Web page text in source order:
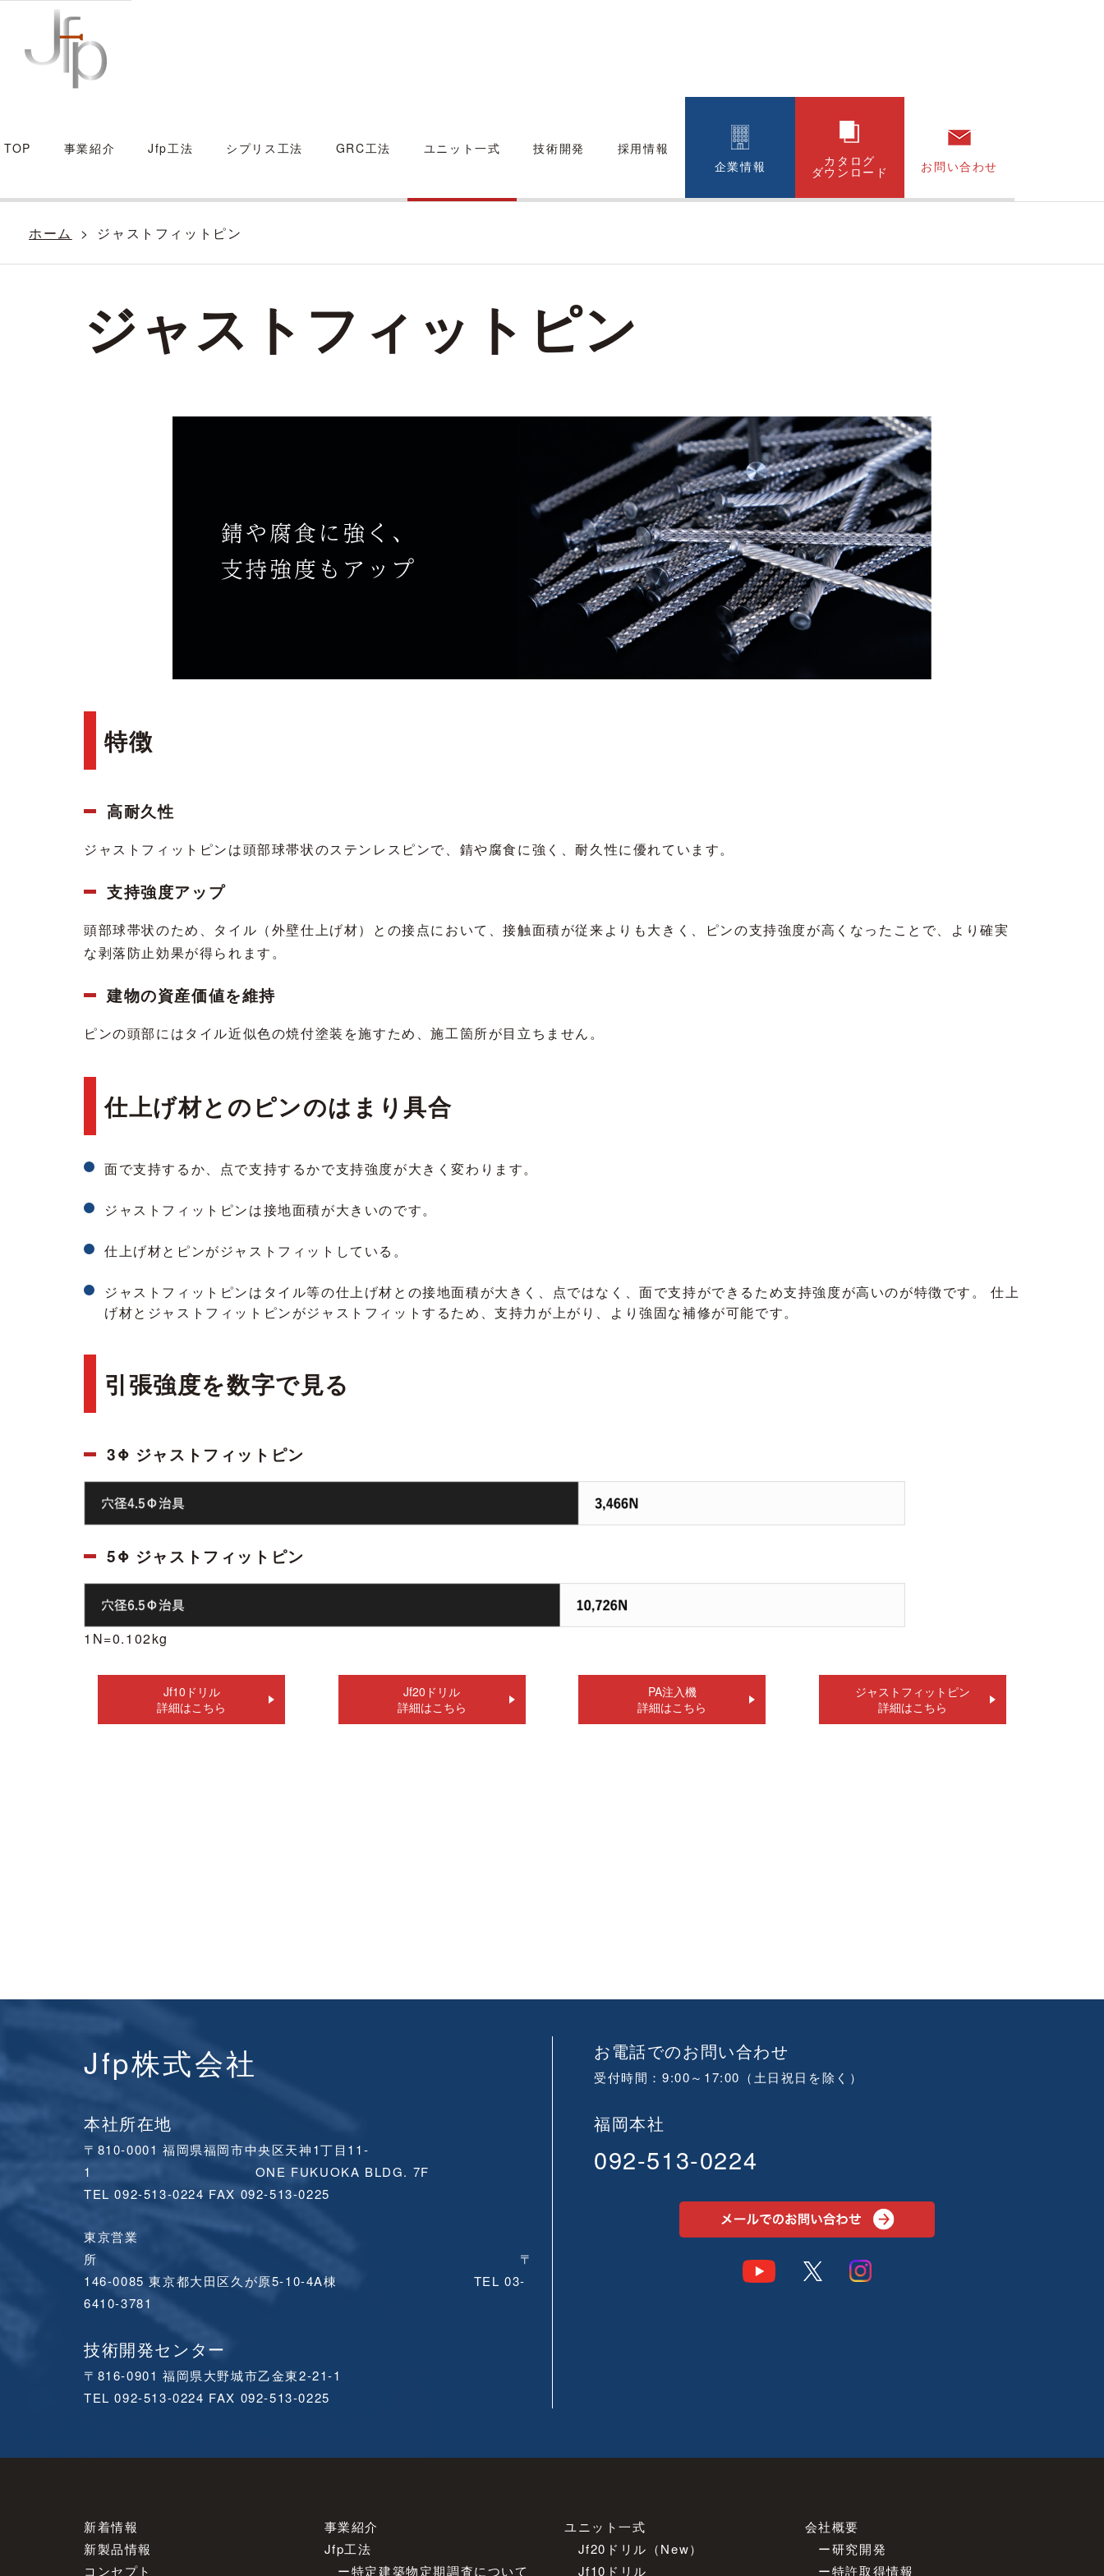
TOP 事業紹介 Jfp⼯法 シプリス工法 GRC工法 ユニット一式 技術開発
採用情報
企業情報
カタログ
ダウンロード お問い合わせ
ホーム ジャストフィットピン
ジャストフィットピン
特徴
高耐久性
ジャストフィットピンは頭部球帯状のステンレスピンで、錆や腐食に強く、耐久性に優れています。
支持強度アップ
頭部球帯状のため、タイル（外壁仕上げ材）との接点において、接触面積が従来よりも大きく、ピンの支持強度が高くなったことで、より確実
な剥落防止効果が得られます。
建物の資産価値を維持
ピンの頭部にはタイル近似色の焼付塗装を施すため、施工箇所が目立ちません。
仕上げ材とのピンのはまり具合
面で支持するか、点で支持するかで支持強度が大きく変わります。
ジャストフィットピンは接地面積が大きいのです。
仕上げ材とピンがジャストフィットしている。
ジャストフィットピンはタイル等の仕上げ材との接地面積が大きく、点ではなく、面で支持ができるため支持強度が高いのが特徴です。 仕上
げ材とジャストフィットピンがジャストフィットするため、支持力が上がり、より強固な補修が可能です。
引張強度を数字で見る
3Φ ジャストフィットピン
5Φ ジャストフィットピン
1N=0.102kg
Jf10ドリル
詳細はこちら
Jf20ドリル
詳細はこちら
PA注入機
詳細はこちら
ジャストフィットピン
詳細はこちら
Jfp株式会社
本社所在地
〒810-0001 福岡県福岡市中央区天神1丁目11-
1 ONE FUKUOKA BLDG. 7F
TEL 092-513-0224 FAX 092-513-0225
東京営業
所 〒
146-0085 東京都大田区久が原5-10-4A棟 TEL03-
6410-3781
技術開発センター
〒816-0901 福岡県大野城市乙金東2-21-1
TEL 092-513-0224 FAX 092-513-0225
お電話でのお問い合わせ
受付時間：9:00～17:00（土日祝日を除く）
福岡本社
092-513-0224
新着情報
新製品情報
コンセプト
事業紹介
Jfp⼯法
ー特定建築物定期調査について
ユニット⼀式
Jf20ドリル （New）
Jf10ドリル
会社概要
ー研究開発
ー特許取得情報